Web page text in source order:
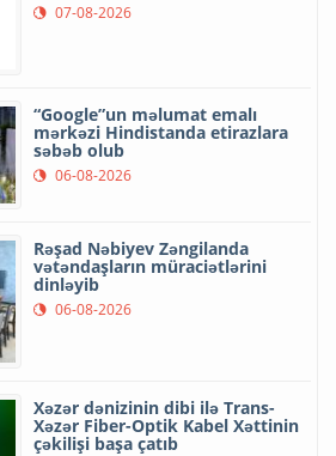
07-08-2026
“Google”un məlumat emalı
mərkəzi Hindistanda etirazlara
səbəb olub
06-08-2026
Rəşad Nəbiyev Zəngilanda
vətəndaşların müraciətlərini
dinləyib
06-08-2026
Xəzər dənizinin dibi ilə Trans-
Xəzər Fiber-Optik Kabel Xəttinin
çəkilişi başa çatıb